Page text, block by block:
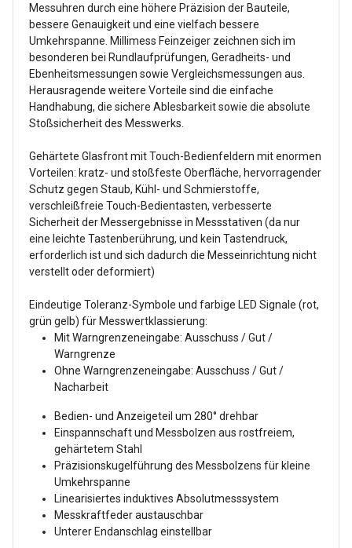
Messuhren durch eine höhere Präzision der Bauteile,
bessere Genauigkeit und eine vielfach bessere
Umkehrspanne. Millimess Feinzeiger zeichnen sich im
besonderen bei Rundlaufprüfungen, Geradheits- und
Ebenheitsmessungen sowie Vergleichsmessungen aus.
Herausragende weitere Vorteile sind die einfache
Handhabung, die sichere Ablesbarkeit sowie die absolute
Stoßsicherheit des Messwerks.
Gehärtete Glasfront mit Touch-Bedienfeldern mit enormen
Vorteilen: kratz- und stoßfeste Oberfläche, hervorragender
Schutz gegen Staub, Kühl- und Schmierstoffe,
verschleißfreie Touch-Bedientasten, verbesserte
Sicherheit der Messergebnisse in Messstativen (da nur
eine leichte Tastenberührung, und kein Tastendruck,
erforderlich ist und sich dadurch die Messeinrichtung nicht
verstellt oder deformiert)
Eindeutige Toleranz-Symbole und farbige LED Signale (rot,
grün gelb) für Messwertklassierung:
Mit Warngrenzeneingabe: Ausschuss / Gut /
Warngrenze
Ohne Warngrenzeneingabe: Ausschuss / Gut /
Nacharbeit
Bedien- und Anzeigeteil um 280° drehbar
Einspannschaft und Messbolzen aus rostfreiem,
gehärtetem Stahl
Präzisionskugelführung des Messbolzens für kleine
Umkehrspanne
Linearisiertes induktives Absolutmesssystem
Messkraftfeder austauschbar
Unterer Endanschlag einstellbar